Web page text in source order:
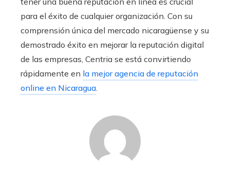
para el éxito de cualquier organización. Con su
comprensión única del mercado nicaragüense y su
demostrado éxito en mejorar la reputación digital
de las empresas, Centria se está convirtiendo
rápidamente en la mejor agencia de reputación
online en Nicaragua